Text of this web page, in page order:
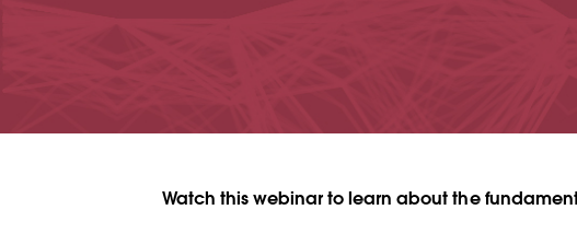
Watch this webinar to learn about the